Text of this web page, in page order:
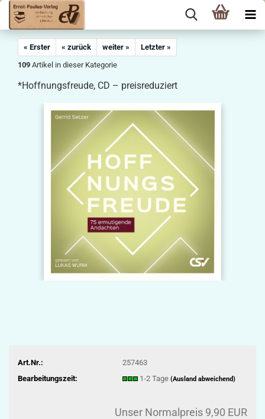
« Erster « zurück weiter »
Letzter »
109 Artikel in dieser Kategorie
*Hoffnungsfreude, CD – preisreduziert
Art.Nr.:
257463
Bearbeitungszeit:
1-2 Tage (Ausland abweichend)
Unser Normalpreis 9,90 EUR